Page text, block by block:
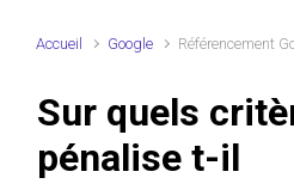
Accueil Google Référencement
Sur quels
pénalise t-il